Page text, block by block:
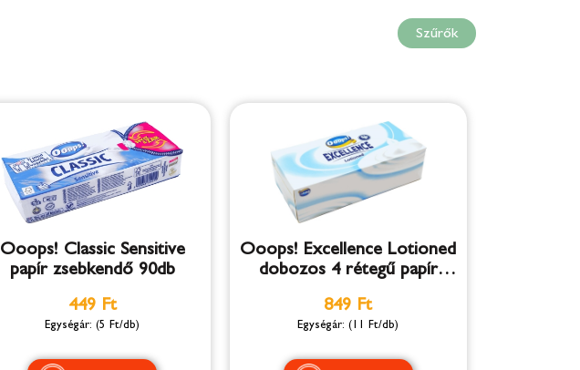
Szűrők
Ooops! Classic Sensitive
papír zsebkendő 90db
449 Ft
(5 Ft/db)
Ooops! Excellence Lotioned
dobozos 4 rétegű papír
849 Ft
(11 Ft/db)